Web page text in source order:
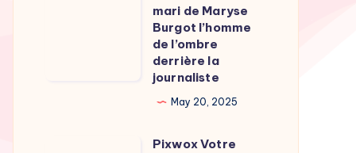
mari de Maryse
Burgot l’homme
de l’ombre
derrière la
journaliste
May 20, 2025
Pixwox Votre